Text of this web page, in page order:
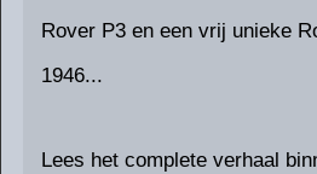
Rover P3 en een vrij unieke
1946...
Lees het complete verhaal